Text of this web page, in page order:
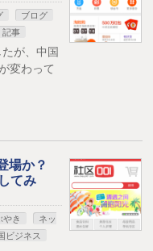
ブログ
記事
が、中国
変わって
場か？
てみ
やき
ネッ
ビジネス